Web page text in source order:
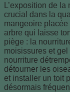
L’exposition de
crucial dans la
mangeoire
arbre qui laisse
piège : la
moisissures et
nourriture
détourner les
et installer un toit
désormais